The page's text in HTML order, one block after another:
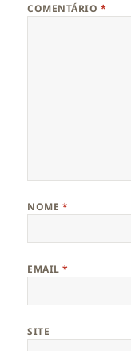
COMENTÁRIO *
NOME *
EMAIL*
SITE